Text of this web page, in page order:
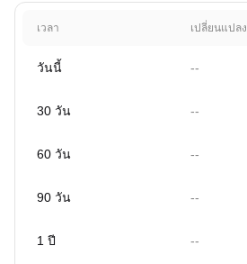
เวลา เปลี่ยนแปลง
วันนี้ --
30 วัน --
60 วัน --
90 วัน --
1 ปี --